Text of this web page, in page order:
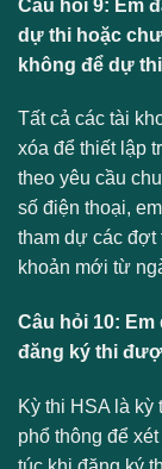
Câu hỏi 9: Em
dự thi hoặc
không để dự
Tất cả các tài
xóa để thiết lập
theo yêu cầu
số điện thoại,
tham dự các đợt
khoản mới từ
Câu hỏi 10:
đăng ký thi
Kỳ thi HSA là
phổ thông để